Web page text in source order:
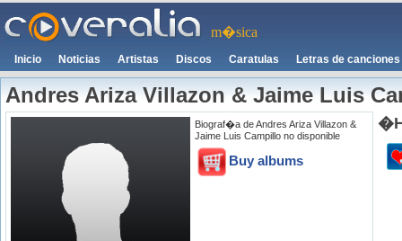
m�sica
Inicio Noticias Artistas Discos Caratulas Letras de canciones
Andres Ariza Villazon & Jaime Luis
Biograf�a de Andres Ariza Villazon &
Jaime Luis Campillo no disponible
Buy albums